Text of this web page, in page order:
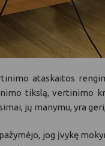
ataskaitos
tikslą, vertinimo
jų manymu, yra
jog įvykę